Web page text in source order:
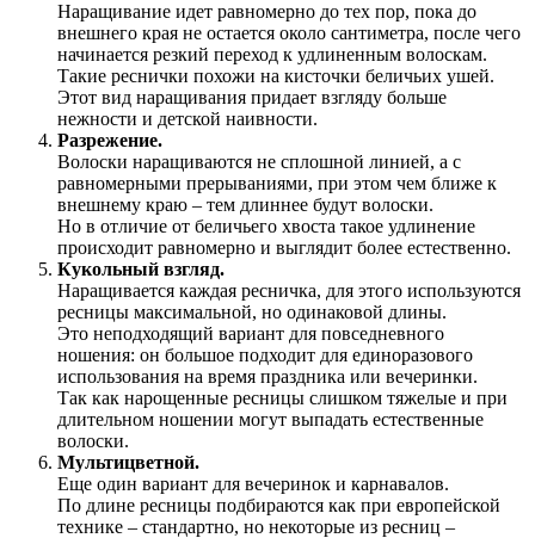
Наращивание идет равномерно до тех пор, пока до
внешнего края не остается около сантиметра, после чего
начинается резкий переход к удлиненным волоскам.
Такие реснички похожи на кисточки беличьих ушей.
Этот вид наращивания придает взгляду больше
нежности и детской наивности.
Разрежение.
Волоски наращиваются не сплошной линией, а с
равномерными прерываниями, при этом чем ближе к
внешнему краю – тем длиннее будут волоски.
Но в отличие от беличьего хвоста такое удлинение
происходит равномерно и выглядит более естественно.
Кукольный взгляд.
Наращивается каждая ресничка, для этого используются
ресницы максимальной, но одинаковой длины.
Это неподходящий вариант для повседневного
ношения: он большое подходит для единоразового
использования на время праздника или вечеринки.
Так как нарощенные ресницы слишком тяжелые и при
длительном ношении могут выпадать естественные
волоски.
Мультицветной.
Еще один вариант для вечеринок и карнавалов.
По длине ресницы подбираются как при европейской
технике – стандартно, но некоторые из ресниц –